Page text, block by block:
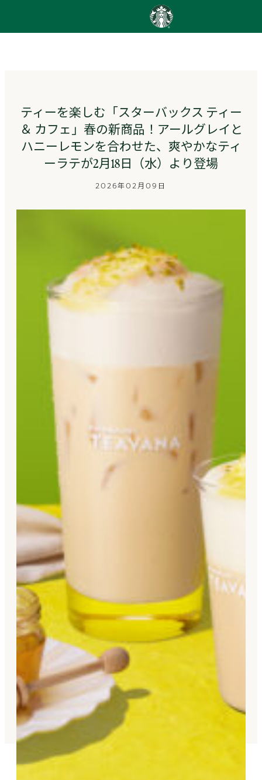
Go
ク
ス
ス
ト
ー
ー
ティーを楽しむ「スターバックス ティー
＆ カフェ」春の新商品！アールグレイと
ハニーレモンを合わせた、爽やかなティ
ーラテが2月18日（水）より登場
2026年02月09日